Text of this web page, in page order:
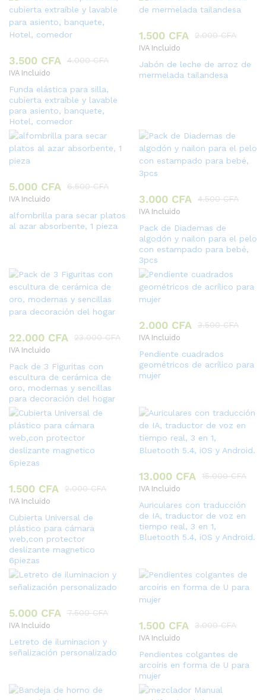
3.500 CFA 4.000CFA
IVA Incluido
Funda elástica para silla,
cubierta extraíble y lavable
para asiento, banquete,
Hotel, comedor
1.500 CFA 2.000CFA
IVA Incluido
Jabón de leche de arroz de
mermelada tailandesa
5.000 CFA 6.500CFA
IVA Incluido
alfombrilla para secar platos
al azar absorbente, 1 pieza
3.000 CFA 4.500CFA
IVA Incluido
Pack de Diademas de
algodón y nailon para el pelo
con estampado para bebé,
3pcs
22.000 CFA 23.000CFA
IVA Incluido
Pack de 3 Figuritas con
escultura de cerámica de
oro, modernas y sencillas
para decoración del hogar
2.000 CFA 3.500CFA
IVA Incluido
Pendiente cuadrados
geométricos de acrílico para
mujer
1.500 CFA 2.000CFA
IVA Incluido
Cubierta Universal de
plástico para cámara
web,con protector
deslizante magnetico
6piezas
13.000 CFA 15.000CFA
IVA Incluido
Auriculares con traducción
de IA, traductor de voz en
tiempo real, 3 en 1,
Bluetooth 5.4, iOS y Android.
5.000 CFA 7.500CFA
IVA Incluido
Letreto de iluminacion y
señalización personalizado
1.500 CFA 3.000CFA
IVA Incluido
Pendientes colgantes de
arcoíris en forma de U para
mujer